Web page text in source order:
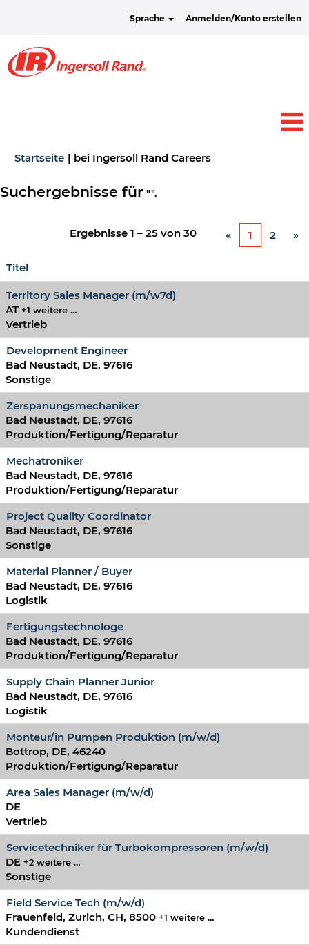
Sprache Anmelden/Konto erstellen
Startseite | bei Ingersoll Rand Careers(aktuelle
Suchergebnisse für "".
Ergebnisse 1 – 25 von 30 « 1 2 »
Titel
Territory Sales Manager (m/w7d)
AT +1 weitere …
Vertrieb
Development Engineer
Bad Neustadt, DE, 97616
Sonstige
Zerspanungsmechaniker
Bad Neustadt, DE, 97616
Produktion/Fertigung/Reparatur
Mechatroniker
Bad Neustadt, DE, 97616
Produktion/Fertigung/Reparatur
Project Quality Coordinator
Bad Neustadt, DE, 97616
Sonstige
Material Planner / Buyer
Bad Neustadt, DE, 97616
Logistik
Fertigungstechnologe
Bad Neustadt, DE, 97616
Produktion/Fertigung/Reparatur
Supply Chain Planner Junior
Bad Neustadt, DE, 97616
Logistik
Monteur/in Pumpen Produktion (m/w/d)
Bottrop, DE, 46240
Produktion/Fertigung/Reparatur
Area Sales Manager (m/w/d)
DE
Vertrieb
Servicetechniker für Turbokompressoren (m/w/d)
DE +2 weitere …
Sonstige
Field Service Tech (m/w/d)
Frauenfeld, Zurich, CH, 8500 +1 weitere …
Kundendienst